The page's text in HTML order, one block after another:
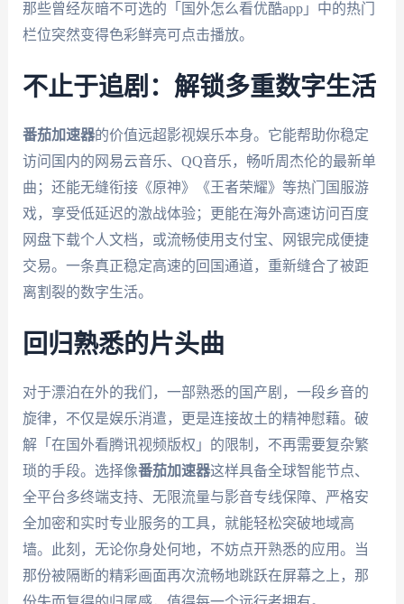
那些曾经灰暗不可选的「国外怎么看优酷app」中的热门
栏位突然变得色彩鲜亮可点击播放。
不止于追剧：解锁多重数字生活
番茄加速器的价值远超影视娱乐本身。它能帮助你稳定
访问国内的网易云音乐、QQ音乐，畅听周杰伦的最新单
曲；还能无缝衔接《原神》《王者荣耀》等热门国服游
戏，享受低延迟的激战体验；更能在海外高速访问百度
网盘下载个人文档，或流畅使用支付宝、网银完成便捷
交易。一条真正稳定高速的回国通道，重新缝合了被距
离割裂的数字生活。
回归熟悉的片头曲
对于漂泊在外的我们，一部熟悉的国产剧，一段乡音的
旋律，不仅是娱乐消遣，更是连接故土的精神慰藉。破
解「在国外看腾讯视频版权」的限制，不再需要复杂繁
琐的手段。选择像番茄加速器这样具备全球智能节点、
全平台多终端支持、无限流量与影音专线保障、严格安
全加密和实时专业服务的工具，就能轻松突破地域高
墙。此刻，无论你身处何地，不妨点开熟悉的应用。当
那份被隔断的精彩画面再次流畅地跳跃在屏幕之上，那